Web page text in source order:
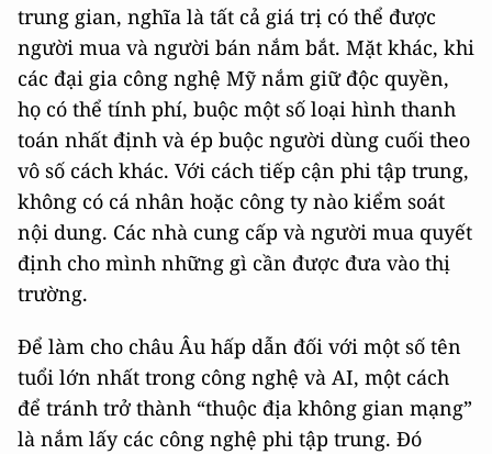
trung gian, nghĩa là tất cả giá trị có thể được
người mua và người bán nắm bắt. Mặt khác, khi
các đại gia công nghệ Mỹ nắm giữ độc quyền,
họ có thể tính phí, buộc một số loại hình thanh
toán nhất định và ép buộc người dùng cuối theo
vô số cách khác. Với cách tiếp cận phi tập trung,
không có cá nhân hoặc công ty nào kiểm soát
nội dung. Các nhà cung cấp và người mua quyết
định cho mình những gì cần được đưa vào thị
trường.
Để làm cho châu Âu hấp dẫn đối với một số tên
tuổi lớn nhất trong công nghệ và AI, một cách
để tránh trở thành “thuộc địa không gian mạng”
là nắm lấy các công nghệ phi tập trung. Đó